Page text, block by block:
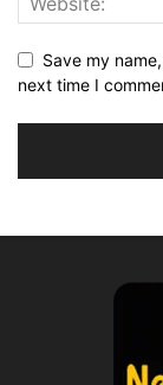
Save my
next time I